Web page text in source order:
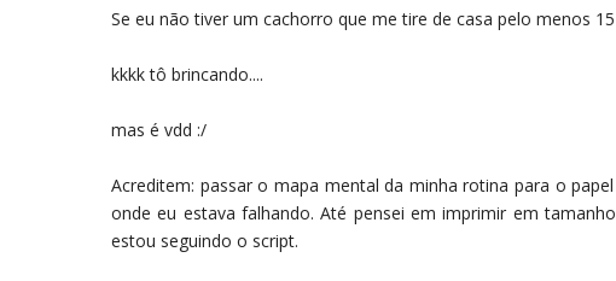
Se eu não tiver um cachorro que me tire de casa pelo menos
kkkk tô brincando....
mas é vdd :/
Acreditem: passar o mapa mental da minha rotina para o
onde eu estava falhando. Até pensei em imprimir em
estou seguindo o script.